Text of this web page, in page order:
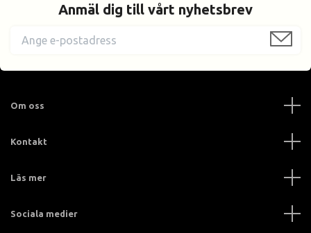
Anmäl dig till vårt nyhetsbrev
Om oss
Kontakt
Läs mer
Sociala medier